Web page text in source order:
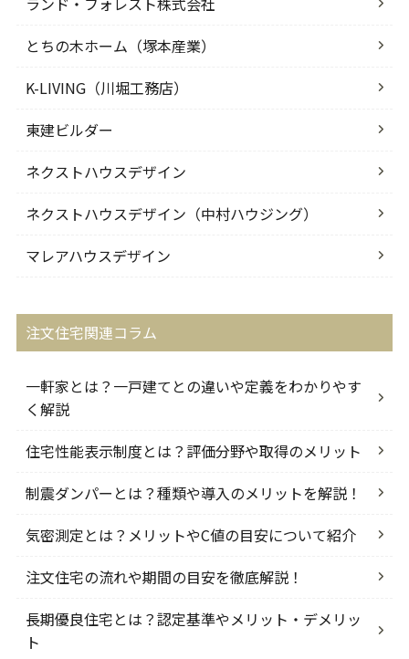
とちの木ホーム（塚本産業）
K-LIVING（川堀工務店）
東建ビルダー
ネクストハウスデザイン
ネクストハウスデザイン（中村ハウジング）
マレアハウスデザイン
注文住宅関連コラム
一軒家とは？一戸建てとの違いや定義をわかりやす
く解説
住宅性能表示制度とは？評価分野や取得のメリット
制震ダンパーとは？種類や導入のメリットを解説！
気密測定とは？メリットやC値の目安について紹介
注文住宅の流れや期間の目安を徹底解説！
長期優良住宅とは？認定基準やメリット・デメリッ
ト